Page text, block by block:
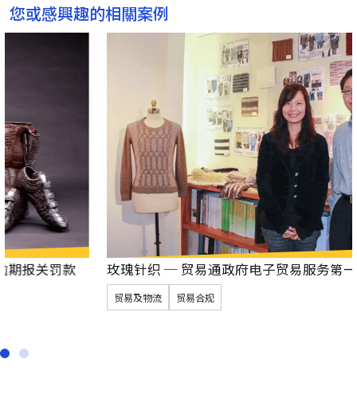
您或感興趣的相關案例
玫瑰针织 ─ 贸易通政府电子贸易服务第一位客户
贸易合规